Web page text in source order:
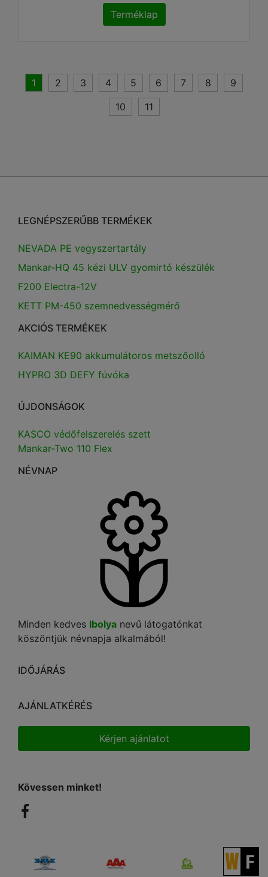
Terméklap
1 2 3 4 5 6 7 8
9
10
11
LEGNÉPSZERŰBB TERMÉKEK
NEVADA PE vegyszertartály
Mankar-HQ 45 kézi ULV gyomirtó készülék
F200 Electra-12V
KETT PM-450 szemnedvességmérő
AKCIÓS TERMÉKEK
KAIMAN KE90 akkumulátoros metszőolló
HYPRO 3D DEFY fúvóka
ÚJDONSÁGOK
KASCO védőfelszerelés szett
Mankar-Two 110 Flex
NÉVNAP
Minden kedves Ibolya nevű látogatónkat
köszöntjük névnapja alkalmából!
IDŐJÁRÁS
AJÁNLATKÉRÉS
Kérjen ajánlatot
Kövessen minket!